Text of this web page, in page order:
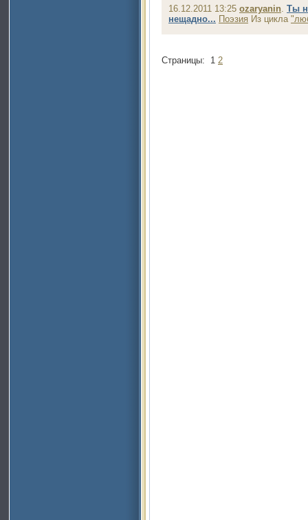
16.12.2011 13:25 ozaryanin. Ты
нещадно... Поэзия Из цикла
Страницы: 1 2